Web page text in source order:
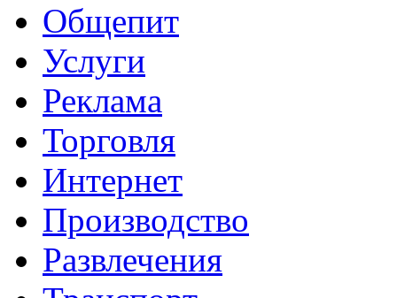
Общепит
Услуги
Реклама
Торговля
Интернет
Производство
Развлечения